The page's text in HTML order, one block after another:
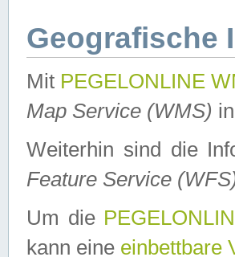
Geografische
Mit PEGELONLINE
Map Service (WMS)
Weiterhin sind die
Feature Service
Um die
kann eine einbettbare